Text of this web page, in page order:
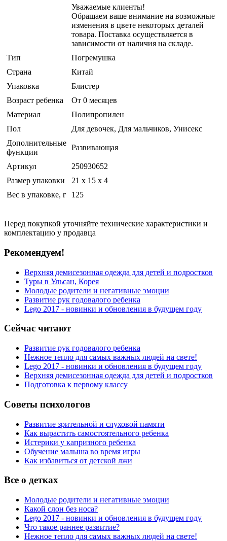
Уважаемые клиенты!
Обращаем ваше внимание на возможные
изменения в цвете некоторых деталей
товара. Поставка осуществляется в
зависимости от наличия на складе.
Тип
Погремушка
Страна
Китай
Упаковка
Блистер
Возраст ребенка
От 0 месяцев
Материал
Полипропилен
Пол
Для девочек, Для мальчиков, Унисекс
Дополнительные
функции
Развивающая
Артикул
250930652
Размер упаковки
21 x 15 x 4
Вес в упаковке, г
125
Перед покупкой уточняйте технические характеристики и
комплектацию у продавца
Рекомендуем!
Верхняя демисезонная одежда для детей и подростков
Туры в Ульсан, Корея
Молодые родители и негативные эмоции
Развитие рук годовалого ребенка
Lego 2017 - новинки и обновления в будущем году
Сейчас читают
Развитие рук годовалого ребенка
Нежное тепло для самых важных людей на свете!
Lego 2017 - новинки и обновления в будущем году
Верхняя демисезонная одежда для детей и подростков
Подготовка к первому классу
Советы психологов
Развитие зрительной и слуховой памяти
Как вырастить самостоятельного ребенка
Истерики у капризного ребенка
Обучение малыша во время игры
Как избавиться от детской лжи
Все о детках
Молодые родители и негативные эмоции
Какой слон без носа?
Lego 2017 - новинки и обновления в будущем году
Что такое раннее развитие?
Нежное тепло для самых важных людей на свете!